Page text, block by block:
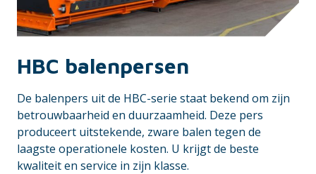
HBC balenpersen
De balenpers uit de HBC-serie staat bekend om zijn
betrouwbaarheid en duurzaamheid. Deze pers
produceert uitstekende, zware balen tegen de
laagste operationele kosten. U krijgt de beste
kwaliteit en service in zijn klasse.